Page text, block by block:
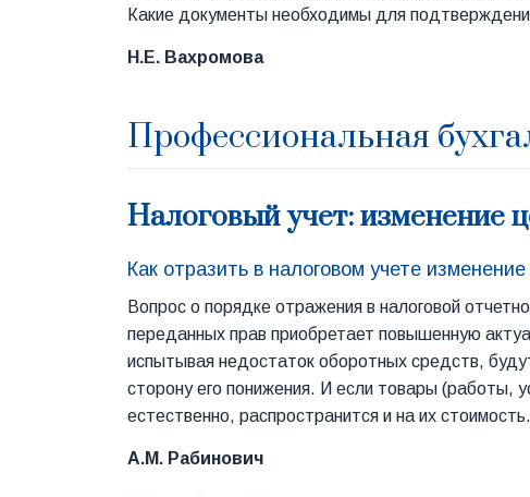
Какие документы необходимы для
Н.Е. Вахромова
Профессиональная
Налоговый учет: изменение
Как отразить в налоговом учете
Вопрос о порядке отражения в налоговой
переданных прав приобретает повышенную
испытывая недостаток оборотных средств,
сторону его понижения. И если товары (работы,
естественно, распространится и на их стоимость.
А.М. Рабинович